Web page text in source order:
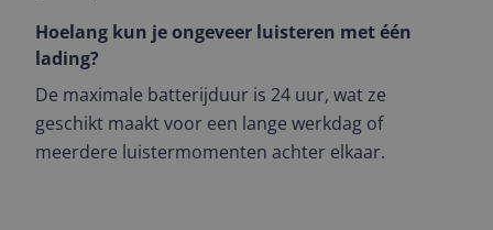
Hoelang kun je ongeveer luisteren met één
lading?
De maximale batterijduur is 24 uur, wat ze
geschikt maakt voor een lange werkdag of
meerdere luistermomenten achter elkaar.